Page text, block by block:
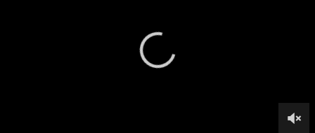
outre toucher une prime de 2.500 euros,
rapportait mardi le quotidien Het Laatste Nieuws.
ministre régional du Logement, Matthias Diependaele (N-VA), a